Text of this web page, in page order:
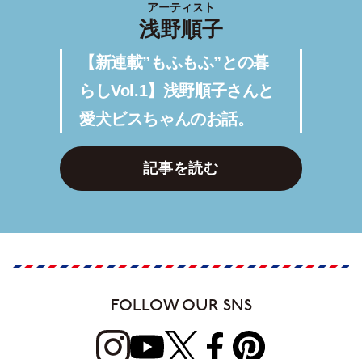
アーティスト
浅野順子
【新連載”もふもふ”との暮
らしVol.1】浅野順子さんと
愛犬ビスちゃんのお話。
記事を読む
FOLLOW OUR SNS